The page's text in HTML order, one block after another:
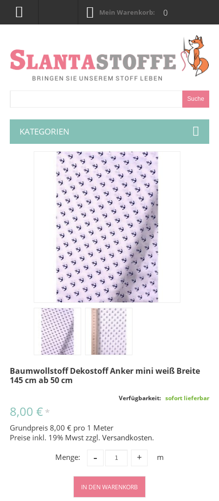
Mein Warenkorb: 0
Suche
KATEGORIEN
Baumwollstoff Dekostoff Anker mini weiß Breite
145 cm ab 50 cm
Verfügbarkeit: sofort lieferbar
8,00 € *
Grundpreis 8,00 € pro 1 Meter
Preise inkl. 19% Mwst zzgl. Versandkosten.
Menge:
+
- m
IN DEN WARENKORB